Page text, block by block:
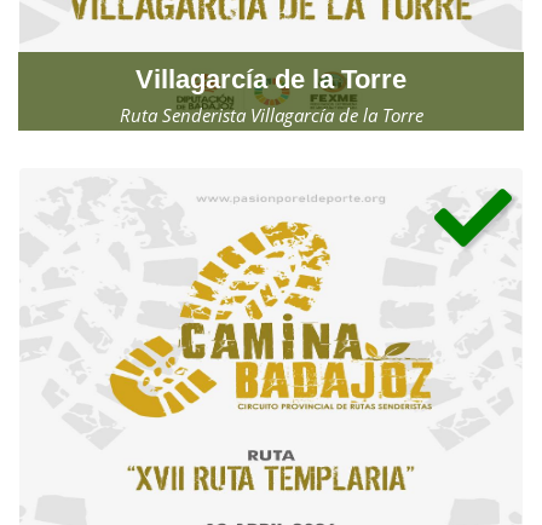
Villagarcía de la Torre
Ruta Senderista Villagarcía de la Torre